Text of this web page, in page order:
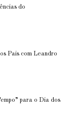
do
Pais com Leandro
para o Dia dos